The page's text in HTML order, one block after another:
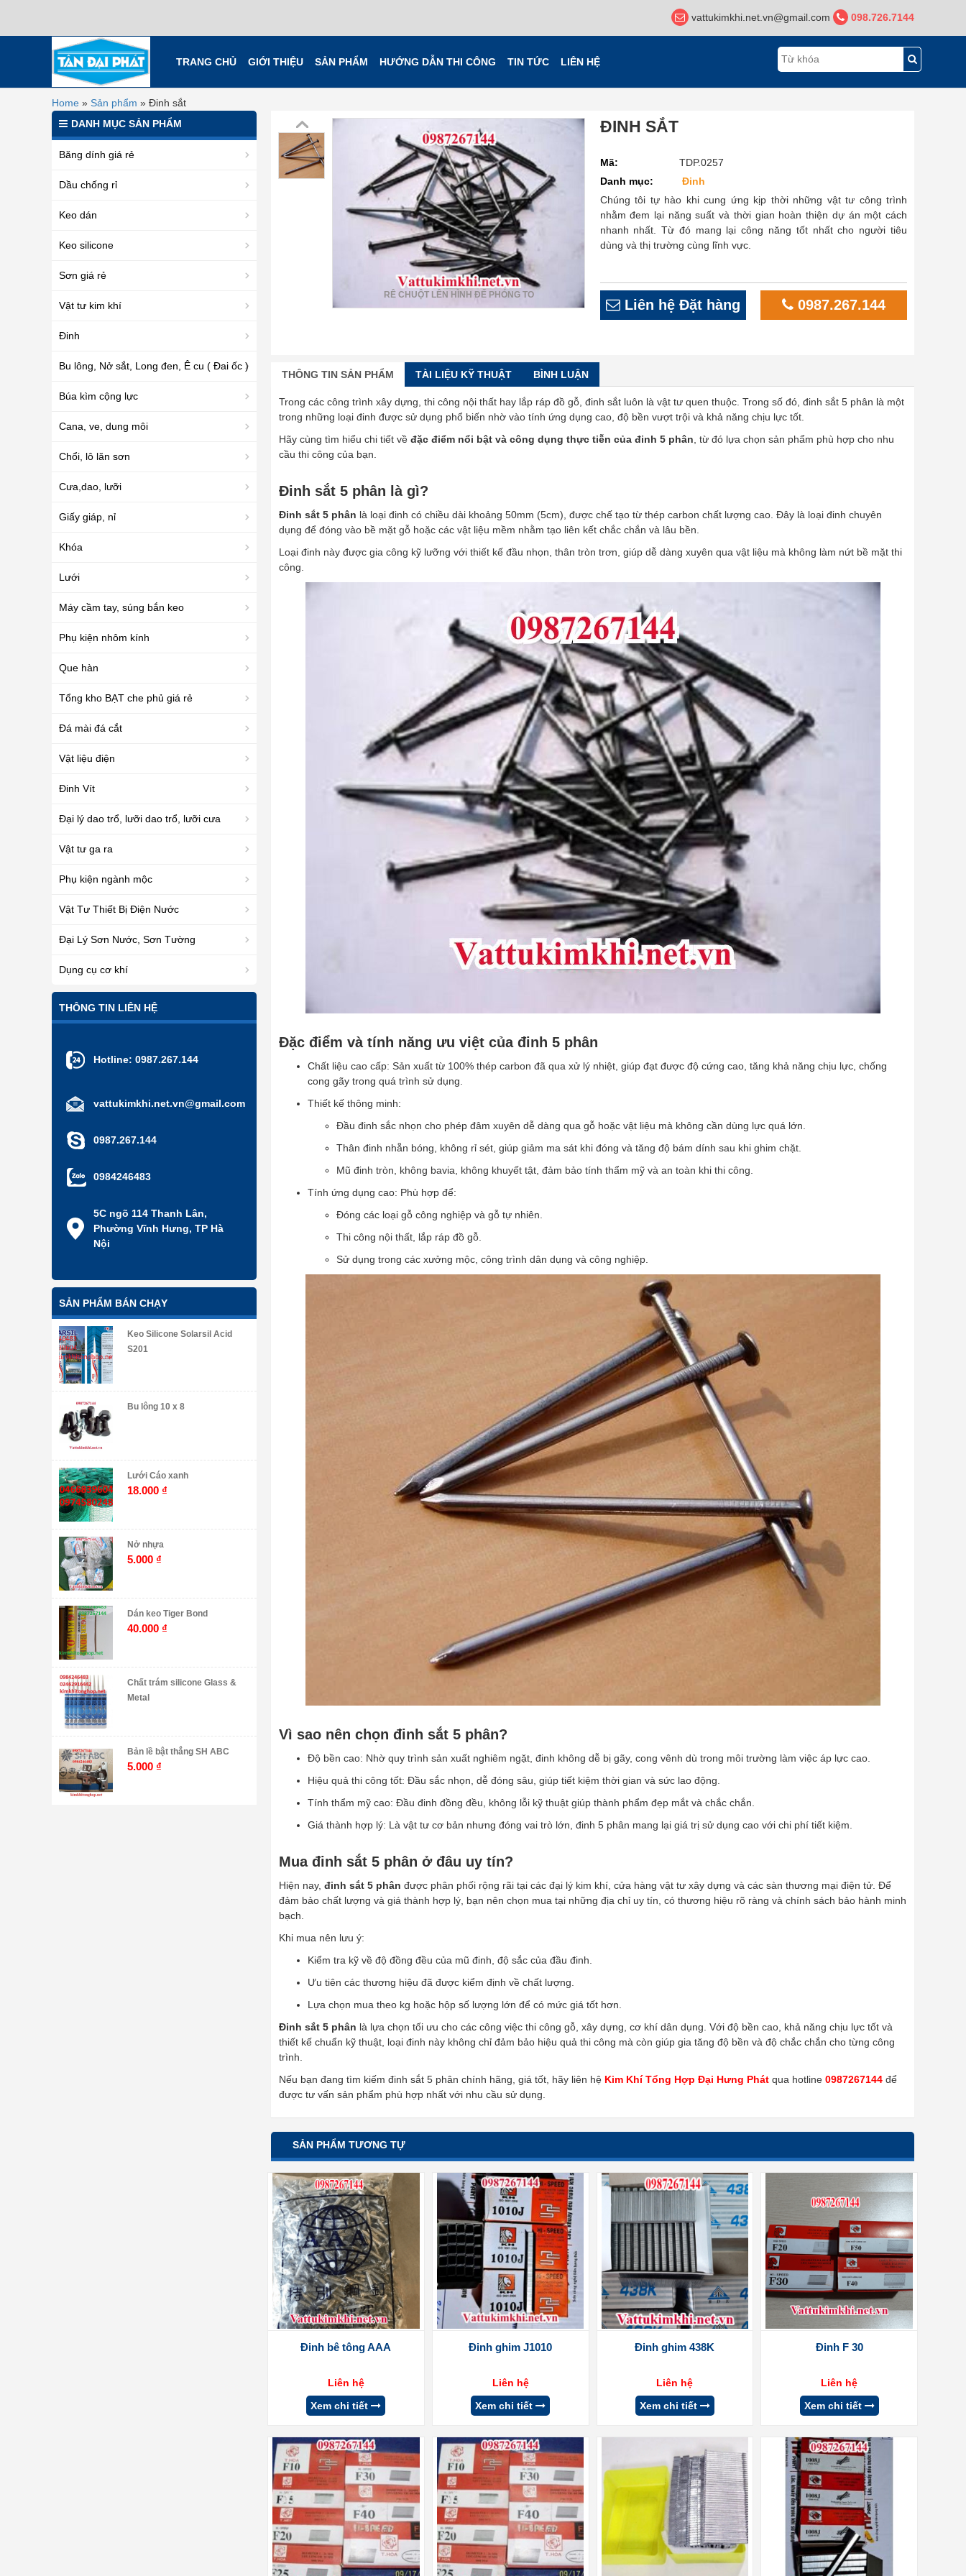
vattukimkhi.net.vn@gmail.com 098.726.7144
TRANG CHỦ GIỚI THIỆU SẢN PHẨM HƯỚNG DẪN THI CÔNG TIN TỨC LIÊN HỆ
Home » Sản phẩm » Đinh sắt
RÊ CHUỘT LÊN HÌNH ĐỂ PHÓNG TO
ĐINH SẮT
Mã:
TDP.0257
Danh mục:
Đinh
Chúng tôi tự hào khi cung ứng kịp thời những vật tư công trình
nhằm đem lại năng suất và thời gian hoàn thiện dự án một cách
nhanh nhất. Từ đó mang lại công năng tốt nhất cho người tiêu
dùng và thị trường cùng lĩnh vực.
Liên hệ Đặt hàng 0987.267.144
THÔNG TIN SẢN PHẨM TÀI LIỆU KỸ THUẬT BÌNH LUẬN
Trong các công trình xây dựng, thi công nội thất hay lắp ráp đồ gỗ, đinh sắt luôn là vật tư quen thuộc. Trong số đó, đinh sắt 5 phân là một
trong những loại đinh được sử dụng phổ biến nhờ vào tính ứng dụng cao, độ bền vượt trội và khả năng chịu lực tốt.
Hãy cùng tìm hiểu chi tiết về đặc điểm nổi bật và công dụng thực tiễn của đinh 5 phân , từ đó lựa chọn sản phẩm phù hợp cho nhu
cầu thi công của bạn.
Đinh sắt 5 phân là gì?
Đinh sắt 5 phân là loại đinh có chiều dài khoảng 50mm (5cm), được chế tạo từ thép carbon chất lượng cao. Đây là loại đinh chuyên
dụng để đóng vào bề mặt gỗ hoặc các vật liệu mềm nhằm tạo liên kết chắc chắn và lâu bền.
Loại đinh này được gia công kỹ lưỡng với thiết kế đầu nhọn, thân tròn trơn, giúp dễ dàng xuyên qua vật liệu mà không làm nứt bề mặt thi
công.
Đặc điểm và tính năng ưu việt của đinh 5 phân
Chất liệu cao cấp: Sản xuất từ 100% thép carbon đã qua xử lý nhiệt, giúp đạt được độ cứng cao, tăng khả năng chịu lực, chống
cong gãy trong quá trình sử dụng.
Thiết kế thông minh:
Đầu đinh sắc nhọn cho phép đâm xuyên dễ dàng qua gỗ hoặc vật liệu mà không cần dùng lực quá lớn.
Thân đinh nhẵn bóng, không rỉ sét, giúp giảm ma sát khi đóng và tăng độ bám dính sau khi ghim chặt.
Mũ đinh tròn, không bavia, không khuyết tật, đảm bảo tính thẩm mỹ và an toàn khi thi công.
Tính ứng dụng cao: Phù hợp để:
Đóng các loại gỗ công nghiệp và gỗ tự nhiên.
Thi công nội thất, lắp ráp đồ gỗ.
Sử dụng trong các xưởng mộc, công trình dân dụng và công nghiệp.
Vì sao nên chọn đinh sắt 5 phân?
Độ bền cao: Nhờ quy trình sản xuất nghiêm ngặt, đinh không dễ bị gãy, cong vênh dù trong môi trường làm việc áp lực cao.
Hiệu quả thi công tốt: Đầu sắc nhọn, dễ đóng sâu, giúp tiết kiệm thời gian và sức lao động.
Tính thẩm mỹ cao: Đầu đinh đồng đều, không lỗi kỹ thuật giúp thành phẩm đẹp mắt và chắc chắn.
Giá thành hợp lý: Là vật tư cơ bản nhưng đóng vai trò lớn, đinh 5 phân mang lại giá trị sử dụng cao với chi phí tiết kiệm.
Mua đinh sắt 5 phân ở đâu uy tín?
Hiện nay, đinh sắt 5 phân được phân phối rộng rãi tại các đại lý kim khí, cửa hàng vật tư xây dựng và các sàn thương mại điện tử. Để
đảm bảo chất lượng và giá thành hợp lý, bạn nên chọn mua tại những địa chỉ uy tín, có thương hiệu rõ ràng và chính sách bảo hành minh
bạch.
Khi mua nên lưu ý:
Kiểm tra kỹ về độ đồng đều của mũ đinh, độ sắc của đầu đinh.
Ưu tiên các thương hiệu đã được kiểm định về chất lượng.
Lựa chọn mua theo kg hoặc hộp số lượng lớn để có mức giá tốt hơn.
Đinh sắt 5 phân là lựa chọn tối ưu cho các công việc thi công gỗ, xây dựng, cơ khí dân dụng. Với độ bền cao, khả năng chịu lực tốt và
thiết kế chuẩn kỹ thuật, loại đinh này không chỉ đảm bảo hiệu quả thi công mà còn giúp gia tăng độ bền và độ chắc chắn cho từng công
trình.
Nếu bạn đang tìm kiếm đinh sắt 5 phân chính hãng, giá tốt, hãy liên hệ Kim Khí Tổng Hợp Đại Hưng Phát qua hotline 0987267144 để
được tư vấn sản phẩm phù hợp nhất với nhu cầu sử dụng.
SẢN PHẨM TƯƠNG TỰ
Đinh bê tông AAA
Liên hệ
Xem chi tiết
Đinh ghim J1010
Liên hệ
Xem chi tiết
Đinh ghim 438K
Liên hệ
Xem chi tiết
Đinh F 30
Liên hệ
Xem chi tiết
DANH MỤC SẢN PHẨM
Băng dính giá rẻ
Dầu chống rỉ
Keo dán
Keo silicone
Sơn giá rẻ
Vật tư kim khí
Đinh
Bu lông, Nở sắt, Long đen, Ê cu ( Đai ốc )
Búa kìm cộng lực
Cana, ve, dung môi
Chổi, lô lăn sơn
Cưa,dao, lưỡi
Giấy giáp, nỉ
Khóa
Lưới
Máy cầm tay, súng bắn keo
Phụ kiện nhôm kính
Que hàn
Tổng kho BẠT che phủ giá rẻ
Đá mài đá cắt
Vật liệu điện
Đinh Vít
Đại lý dao trổ, lưỡi dao trổ, lưỡi cưa
Vật tư ga ra
Phụ kiện ngành mộc
Vật Tư Thiết Bị Điện Nước
Đại Lý Sơn Nước, Sơn Tường
Dụng cụ cơ khí
THÔNG TIN LIÊN HỆ
Hotline: 0987.267.144
vattukimkhi.net.vn@gmail.com
0987.267.144
0984246483
5C ngõ 114 Thanh Lân,
Phường Vĩnh Hưng, TP Hà
Nội
SẢN PHẨM BÁN CHẠY
Keo Silicone Solarsil Acid
S201
Bu lông 10 x 8
Lưới Cáo xanh
18.000 ₫
Nở nhựa
5.000 ₫
Dán keo Tiger Bond
40.000 ₫
Chất trám silicone Glass &
Metal
Bản lề bật thẳng SH ABC
5.000 ₫